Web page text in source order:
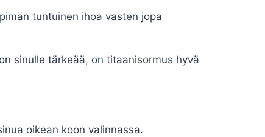
tuntuinen ihoa vasten jopa
sinulle tärkeää, on titaanisormus hyvä
oikean koon valinnassa.